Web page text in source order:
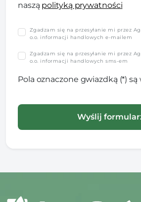
naszą polityką prywatności
Zgadzam się na przesyłanie mi przez
o.o. informacji handlowych e-mailem
Zgadzam się na przesyłanie mi przez
o.o. informacji handlowych sms-em
Pola oznaczone gwiazdką (*)